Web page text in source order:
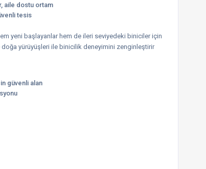
aile dostu ortam
tesis
yeni başlayanlar hem de ileri seviyedeki biniciler için
doğa yürüyüşleri ile binicilik deneyimini zenginleştirir
güvenli alan